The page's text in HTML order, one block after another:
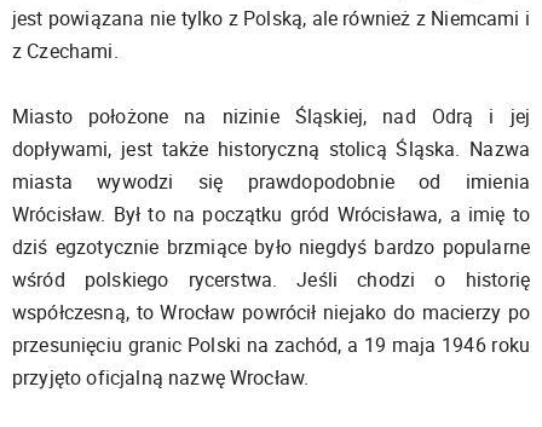
jest powiązana nie tylko z Polską, ale również z Niemcami i
z Czechami.
Miasto położone na nizinie Śląskiej, nad Odrą i jej
dopływami, jest także historyczną stolicą Śląska. Nazwa
miasta wywodzi się prawdopodobnie od imienia
Wrócisław. Był to na początku gród Wrócisława, a imię to
dziś egzotycznie brzmiące było niegdyś bardzo popularne
wśród polskiego rycerstwa. Jeśli chodzi o historię
współczesną, to Wrocław powrócił niejako do macierzy po
przesunięciu granic Polski na zachód, a 19 maja 1946 roku
przyjęto oficjalną nazwę Wrocław.